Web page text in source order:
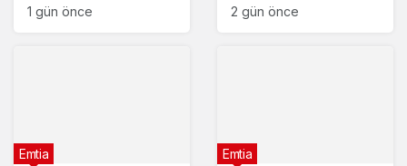
fiyatları neden
1 gün önce
Ağustos 2026
2 gün önce
Emtia Emtia